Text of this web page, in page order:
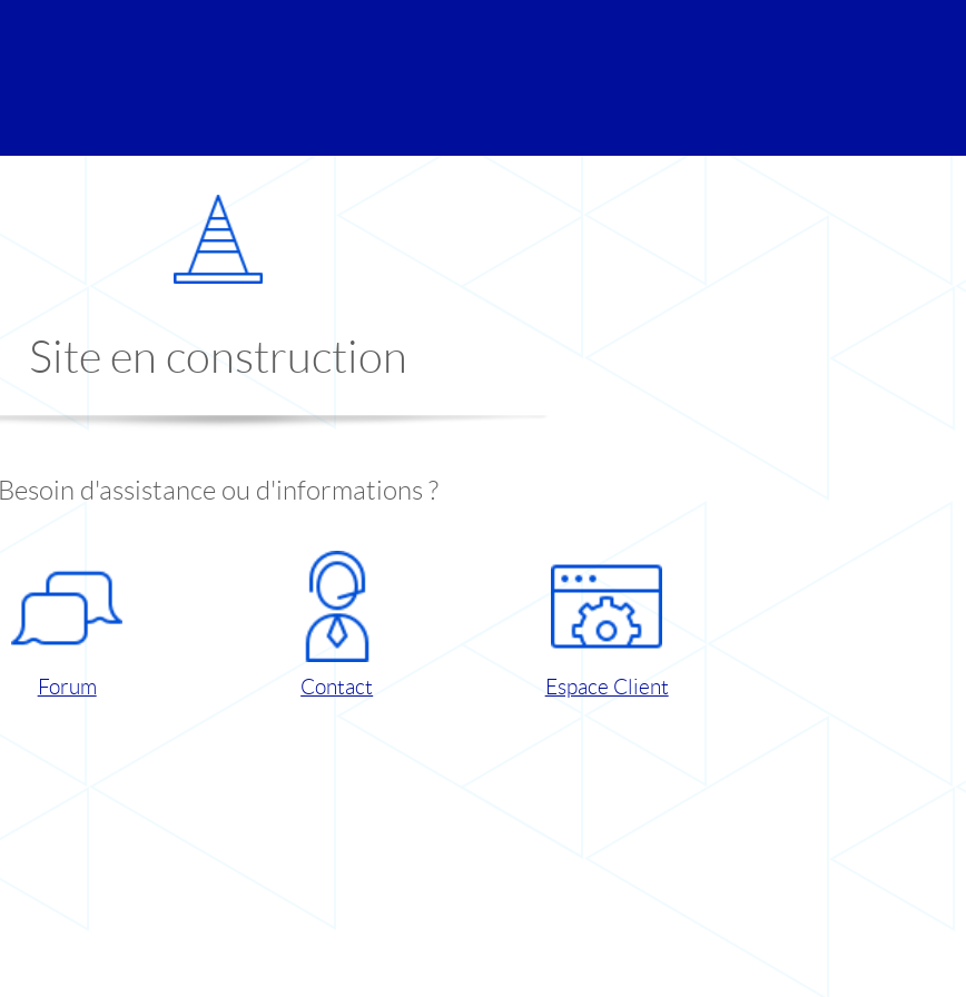
Site en construction
Besoin d'assistance ou d'informations ?
Forum Contact Espace Client